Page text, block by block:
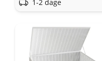
1-2 dage